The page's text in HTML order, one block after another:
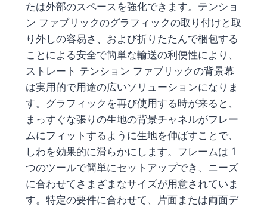
たは外部のスペースを強化できます。テンショ
ン ファブリックのグラフィックの取り付けと取
り外しの容易さ、および折りたたんで梱包する
ことによる安全で簡単な輸送の利便性により、
ストレート テンション ファブリックの背景幕
は実用的で用途の広いソリューションになりま
す。グラフィックを再び使用する時が来ると、
まっすぐな張りの生地の背景チャネルがフレー
ムにフィットするように生地を伸ばすことで、
しわを効果的に滑らかにします。フレームは 1
つのツールで簡単にセットアップでき、ニーズ
に合わせてさまざまなサイズが用意されていま
す。特定の要件に合わせて、片面または両面デ